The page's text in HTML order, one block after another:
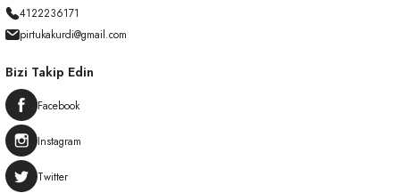
4122236171
pirtukakurdi@gmail.com
Bizi Takip Edin
Facebook
Instagram
Twitter